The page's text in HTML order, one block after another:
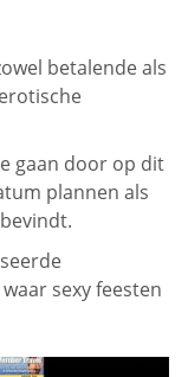
betalende als
gaan door op dit
plannen als
sexy feesten